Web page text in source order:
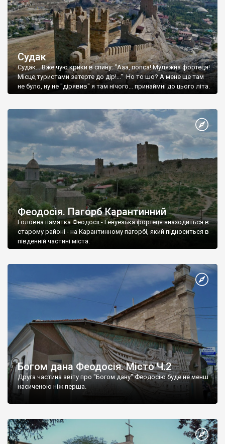
Судак
Судак... Вже чую крики в спину: "Ааа, попса! Муляжна фортеця!
Місце,туристами затерте до дір!..." Но то шо? А мене ще там
не було, ну не "дірявив" я там нічого... принаймні до цього літа.
Феодосія. Пагорб Карантинний
Головна памятка Феодосії - Генуезька фортеця знаходиться в
старому районі - на Карантинному пагорбі, який підноситься в
південній частині міста.
Богом дана Феодосія. Місто Ч.2
Друга частина звіту про "Богом дану" Феодосію буде не менш
насиченою ніж перша.